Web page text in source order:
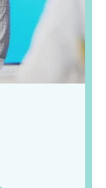
Voit
tehdä
valinnat
tuotteen
Voit
tehdä
valinnat
tuotteen